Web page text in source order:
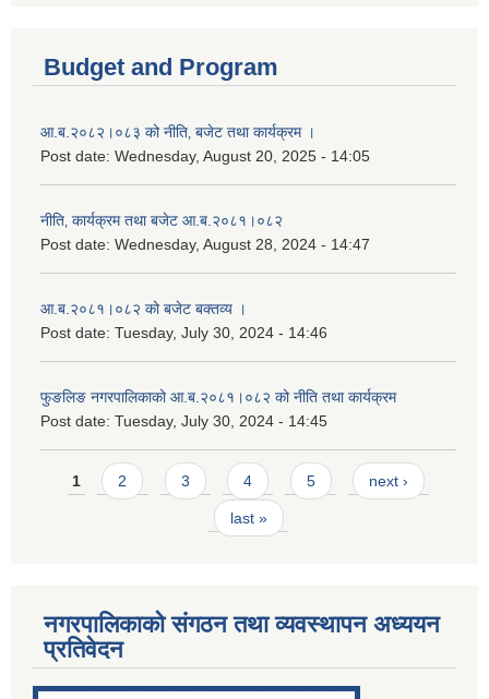
Budget and Program
आ.ब.२०८२।०८३ को नीति‚ बजेट तथा कार्यक्रम ।
Post date: Wednesday, August 20, 2025 - 14:05
नीति‚ कार्यक्रम तथा बजेट आ.ब.२०८१।०८२
Post date: Wednesday, August 28, 2024 - 14:47
आ.ब.२०८१।०८२ को बजेट बक्तव्य ।
Post date: Tuesday, July 30, 2024 - 14:46
फुङलिङ नगरपालिकाको आ.ब.२०८१।०८२ को नीति तथा कार्यक्रम
Post date: Tuesday, July 30, 2024 - 14:45
Pages
1 2 3 4 5 next ›
last »
नगरपालिकाको संगठन तथा व्यवस्थापन अध्ययन
प्रतिवेदन